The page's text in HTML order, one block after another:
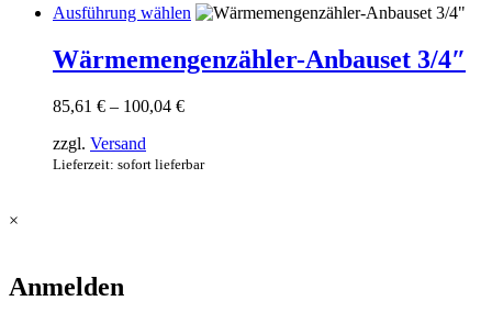
Ausführung wählen Dieses
weist
mehrere
können
Wärmemengenzähler-Anbauset 3/4″
85,61 € – 100,04 €Preisspanne:
100,04 €
zzgl. Versand
Lieferzeit: sofort lieferbar
×
Anmelden